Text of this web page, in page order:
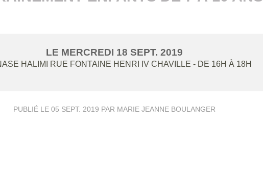
LE MERCREDI 18 SEPT. 2019
HALIMI RUE FONTAINE HENRI IV CHAVILLE - DE 16H À 18H
PUBLIÉ LE 05 SEPT. 2019 PAR MARIE JEANNE BOULANGER